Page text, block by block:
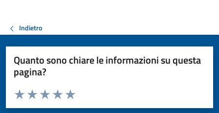
Indietro
Quanto sono chiare le informazioni su questa
pagina?
Valuta da 1 a 5 stelle la pagina
Valuta 5 stelle su 5
Valuta 4 stelle su 5
Valuta 3 stelle su 5
Valuta 2 stelle su 5
Valuta 1 stelle su 5